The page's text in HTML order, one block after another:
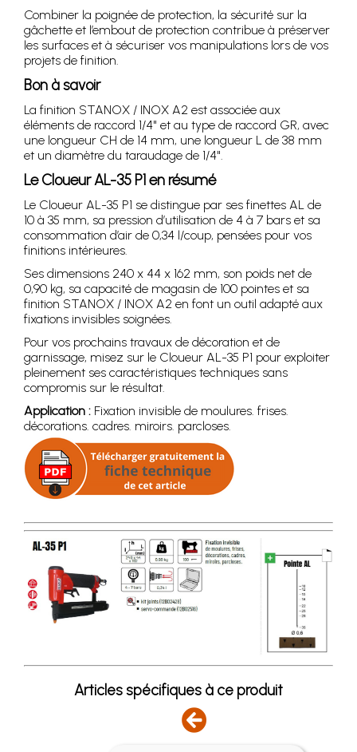
Combiner la poignée de protection, la sécurité sur la
gâchette et l’embout de protection contribue à préserver
les surfaces et à sécuriser vos manipulations lors de vos
projets de finition.
Bon à savoir
La finition STANOX / INOX A2 est associée aux
éléments de raccord 1/4" et au type de raccord GR, avec
une longueur CH de 14 mm, une longueur L de 38 mm
et un diamètre du taraudage de 1/4".
Le Cloueur AL-35 P1 en résumé
Le Cloueur AL-35 P1 se distingue par ses finettes AL de
10 à 35 mm, sa pression d’utilisation de 4 à 7 bars et sa
consommation d’air de 0,34 l/coup, pensées pour vos
finitions intérieures.
Ses dimensions 240 x 44 x 162 mm, son poids net de
0,90 kg, sa capacité de magasin de 100 pointes et sa
finition STANOX / INOX A2 en font un outil adapté aux
fixations invisibles soignées.
Pour vos prochains travaux de décoration et de
garnissage, misez sur le Cloueur AL-35 P1 pour exploiter
pleinement ses caractéristiques techniques sans
compromis sur le résultat.
Application : Fixation invisible de moulures. frises.
décorations. cadres. miroirs. parcloses.
Articles spécifiques à ce produit